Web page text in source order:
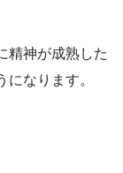
精神が成熟した
なります。